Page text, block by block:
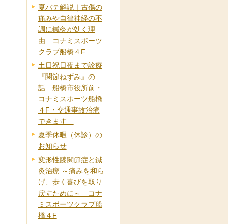
夏バテ解説｜古傷の
痛みや自律神経の不
調に鍼灸が効く理
由 コナミスポーツ
クラブ船橋４F
土日祝日夜まで診療
『関節ねずみ』の
話 船橋市役所前・
コナミスポーツ船橋
４F・交通事故治療
できます
夏季休暇（休診）の
お知らせ
変形性膝関節症と鍼
灸治療 ～痛みを和ら
げ、歩く喜びを取り
戻すために～ コナ
ミスポーツクラブ船
橋４F